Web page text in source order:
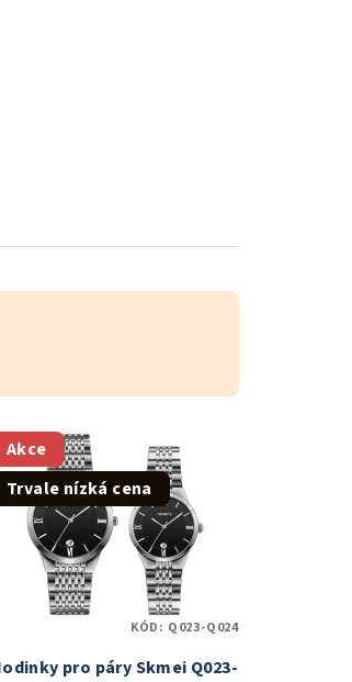
Akce
Trvale nízká cena
pro páry Skmei Q023-
KÓD: Q023-Q024